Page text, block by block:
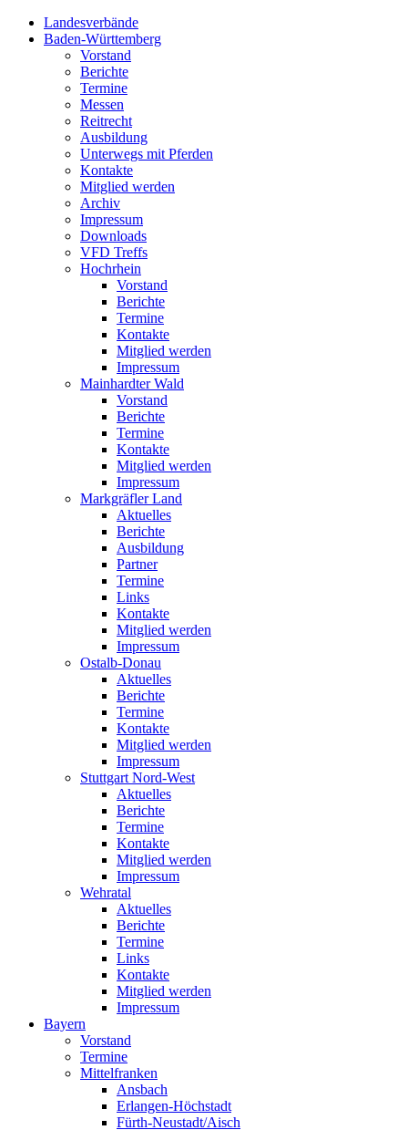
Landesverbände
Baden-Württemberg
Vorstand
Berichte
Termine
Messen
Reitrecht
Ausbildung
Unterwegs mit Pferden
Kontakte
Mitglied werden
Archiv
Impressum
Downloads
VFD Treffs
Hochrhein
Vorstand
Berichte
Termine
Kontakte
Mitglied werden
Impressum
Mainhardter Wald
Vorstand
Berichte
Termine
Kontakte
Mitglied werden
Impressum
Markgräfler Land
Aktuelles
Berichte
Ausbildung
Partner
Termine
Links
Kontakte
Mitglied werden
Impressum
Ostalb-Donau
Aktuelles
Berichte
Termine
Kontakte
Mitglied werden
Impressum
Stuttgart Nord-West
Aktuelles
Berichte
Termine
Kontakte
Mitglied werden
Impressum
Wehratal
Aktuelles
Berichte
Termine
Links
Kontakte
Mitglied werden
Impressum
Bayern
Vorstand
Termine
Mittelfranken
Ansbach
Erlangen-Höchstadt
Fürth-Neustadt/Aisch